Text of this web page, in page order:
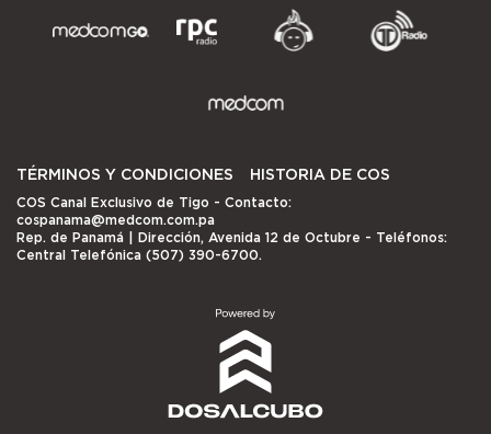
TÉRMINOS Y CONDICIONES HISTORIA DE COS
COS Canal Exclusivo de Tigo - Contacto:
cospanama@medcom.com.pa
Rep. de Panamá | Dirección, Avenida 12 de Octubre - Teléfonos:
Central Telefónica (507) 390-6700.